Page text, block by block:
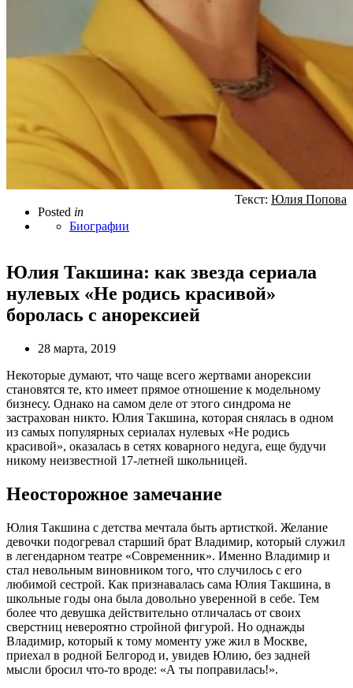
Posted in
Биографии
Текст: Юлия Попова
Юлия Такшина: как звезда сериала
нулевых «Не родись красивой»
боролась с анорексией
28 марта, 2019
Некоторые думают, что чаще всего жертвами анорексии
становятся те, кто имеет прямое отношение к модельному
бизнесу. Однако на самом деле от этого синдрома не
застрахован никто. Юлия Такшина, которая снялась в одном
из самых популярных сериалах нулевых «Не родись
красивой», оказалась в сетях коварного недуга, еще будучи
никому неизвестной 17-летней школьницей.
Неосторожное замечание
Юлия Такшина с детства мечтала быть артисткой. Желание
девочки подогревал старший брат Владимир, который служил
в легендарном театре «Современник». Именно Владимир и
стал невольным виновником того, что случилось с его
любимой сестрой. Как признавалась сама Юлия Такшина, в
школьные годы она была довольно уверенной в себе. Тем
более что девушка действительно отличалась от своих
сверстниц невероятно стройной фигурой. Но однажды
Владимир, который к тому моменту уже жил в Москве,
приехал в родной Белгород и, увидев Юлию, без задней
мысли бросил что-то вроде: «А ты поправилась!».